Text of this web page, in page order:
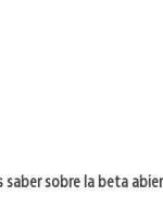
sobre la beta